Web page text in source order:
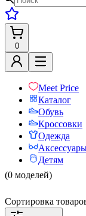
0
Meet Price
Каталог
Обувь
Кроссовки
Одежда
Детям
(0 моделей)
Сортировка